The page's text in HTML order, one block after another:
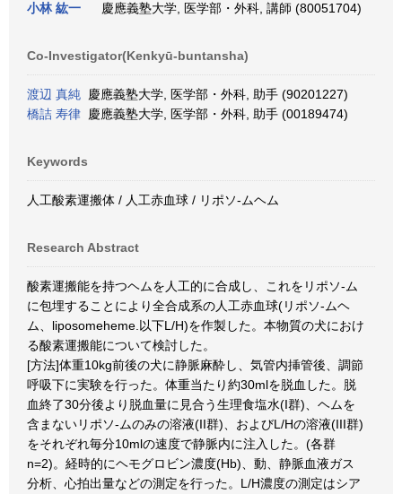
小林 紘一 慶應義塾大学, 医学部・外科, 講師 (80051704)
Co-Investigator(Kenkyū-buntansha)
渡辺 真純 慶應義塾大学, 医学部・外科, 助手 (90201227)
橋詰 寿律 慶應義塾大学, 医学部・外科, 助手 (00189474)
Keywords
人工酸素運搬体 / 人工赤血球 / リポソ-ムヘム
Research Abstract
酸素運搬能を持つヘムを人工的に合成し、これをリポソ-ム
に包埋することにより全合成系の人工赤血球(リポソ-ムヘ
ム、liposomeheme.以下L/H)を作製した。本物質の犬におけ
る酸素運搬能について検討した。
[方法]体重10kg前後の犬に静脈麻酔し、気管内挿管後、調節
呼吸下に実験を行った。体重当たり約30mlを脱血した。脱
血終了30分後より脱血量に見合う生理食塩水(I群)、ヘムを
含まないリポソ-ムのみの溶液(II群)、およびL/Hの溶液(III群)
をそれぞれ毎分10mlの速度で静脈内に注入した。(各群
n=2)。経時的にヘモグロビン濃度(Hb)、動、静脈血液ガス
分析、心拍出量などの測定を行った。L/H濃度の測定はシア